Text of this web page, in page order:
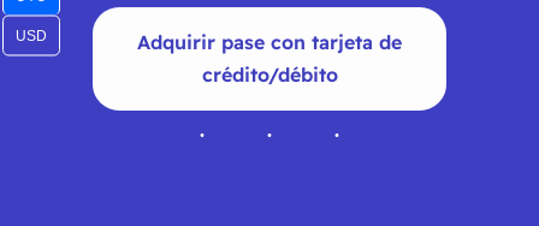
Adquirir pase con tarjeta de
crédito/débito
USD